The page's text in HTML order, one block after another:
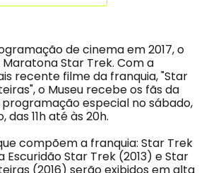
de cinema em 2017, o
Star Trek. Com a
recente filme da franquia, "Star
o Museu recebe os fãs da
especial no sábado,
das 11h até às 20h.
compõem a franquia: Star Trek
Escuridão Star Trek (2013) e Star